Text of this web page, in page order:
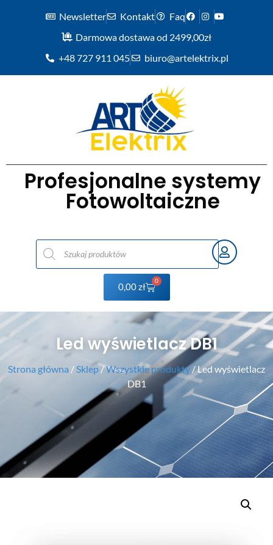
Newsletter Kontakt
Faq
Darmowa dostawa od 2499,00zł
+48 727 911 045
biuro@artelektrix.pl
Profesjonalne systemy
Fotowoltaiczne
0,00zł
0
Led wyświetlacz DB1
Strona główna / Sklep/Wszystkie produkty/ Led wyświetlacz
DB1